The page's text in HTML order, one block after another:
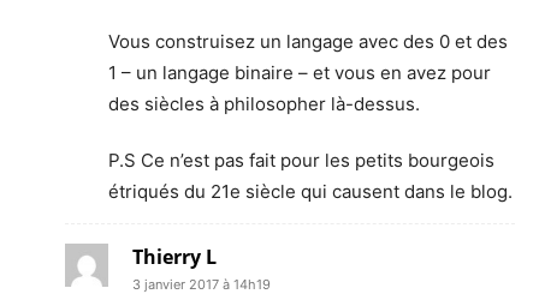
Vous construisez un langage avec des 0 et des
1 – un langage binaire – et vous en avez pour
des siècles à philosopher là-dessus.
P.S Ce n’est pas fait pour les petits bourgeois
étriqués du 21e siècle qui causent dans le blog.
Thierry L
3 janvier 2017 à 14h19